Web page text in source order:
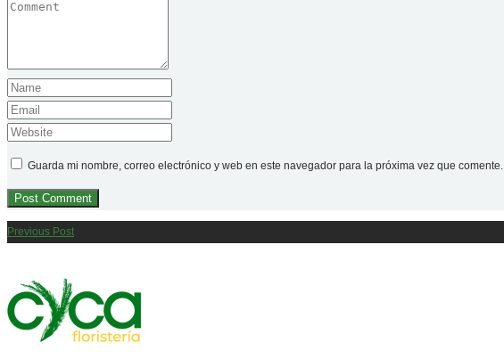
Guarda mi nombre, correo electrónico y web en este navegador para la próxima vez que comente.
Previous Post